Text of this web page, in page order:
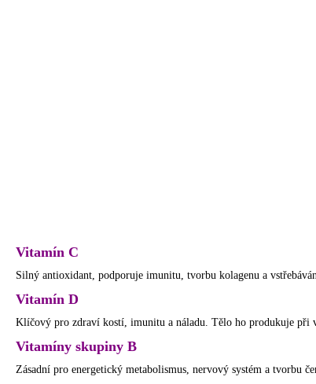
Vitamín C
Silný antioxidant, podporuje imunitu, tvorbu kolagenu a
Vitamín D
Klíčový pro zdraví kostí, imunitu a náladu. Tělo ho produkuje při
Vitamíny skupiny B
Zásadní pro energetický metabolismus, nervový systém a tvorbu